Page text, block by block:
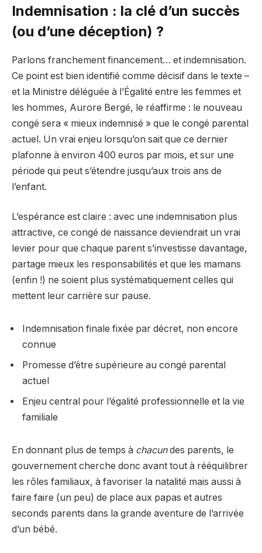
Indemnisation : la clé d’un succès
(ou d’une déception) ?
Parlons franchement financement… et indemnisation.
Ce point est bien identifié comme décisif dans le texte –
et la Ministre déléguée à l’Égalité entre les femmes et
les hommes, Aurore Bergé, le réaffirme : le nouveau
congé sera « mieux indemnisé » que le congé parental
actuel. Un vrai enjeu lorsqu’on sait que ce dernier
plafonne à environ 400 euros par mois, et sur une
période qui peut s’étendre jusqu’aux trois ans de
l’enfant.
L’espérance est claire : avec une indemnisation plus
attractive, ce congé de naissance deviendrait un vrai
levier pour que chaque parent s’investisse davantage,
partage mieux les responsabilités et que les mamans
(enfin !) ne soient plus systématiquement celles qui
mettent leur carrière sur pause.
Indemnisation finale fixée par décret, non encore
connue
Promesse d’être supérieure au congé parental
actuel
Enjeu central pour l’égalité professionnelle et la vie
familiale
En donnant plus de temps à chacundes parents, le
gouvernement cherche donc avant tout à rééquilibrer
les rôles familiaux, à favoriser la natalité mais aussi à
faire faire (un peu) de place aux papas et autres
seconds parents dans la grande aventure de l’arrivée
d’un bébé.